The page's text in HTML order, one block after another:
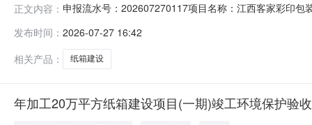
正文内容： 申报流水号：202607270117项目名称：江西客家彩印
发布时间： 2026-07-27 16:42
相关产品：
纸箱建设
年加工20万平方纸箱建设项目(一期)竣工环境保护验